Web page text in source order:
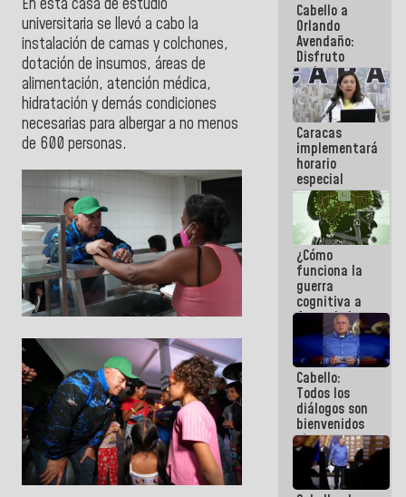
universitaria se llevó a cabo la
instalación de camas y colchones,
dotación de insumos, áreas de
alimentación, atención médica,
hidratación y demás condiciones
necesarias para albergar a no menos
de 600 personas.
Aeropuerto
Internacional
de
Maiquetía
Cabello a
Orlando
Avendaño:
Disfruto
cada vez
que escribes
porque lo
que haces
es
embarrarla
Caracas
implementará
horario
especial
para
adaptarse
al plan de
ahorro
energético
¿Cómo
funciona la
guerra
cognitiva a
favor de la
narrativa
hegemónica?
(1)
Cabello:
Todos los
diálogos son
bienvenidos
siempre que
estén en el
marco de la
Constitución